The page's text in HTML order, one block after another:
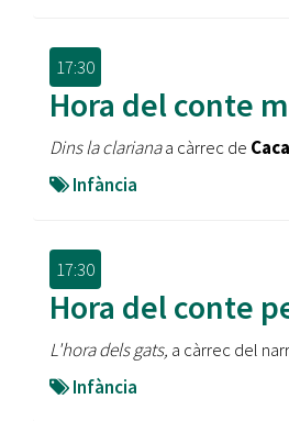
17:30
Hora del conte
Dins la clarianaa càrrec de
Infància
17:30
Hora del conte
L'hora dels gats, a càrrec del
Infància